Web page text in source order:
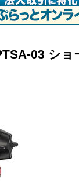
03 シ